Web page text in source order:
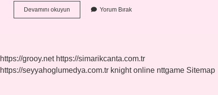
Devamını okuyun Heybetli
Kadın
Yorum Bırak
https://grooy.net https://simarikcanta.com.tr
https://seyyahoglumedya.com.tr knight online nttgame Sitemap